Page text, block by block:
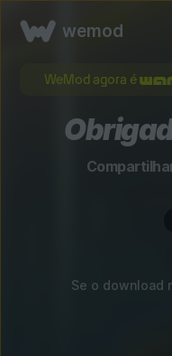
wemod
WeMod agora é
Se o download